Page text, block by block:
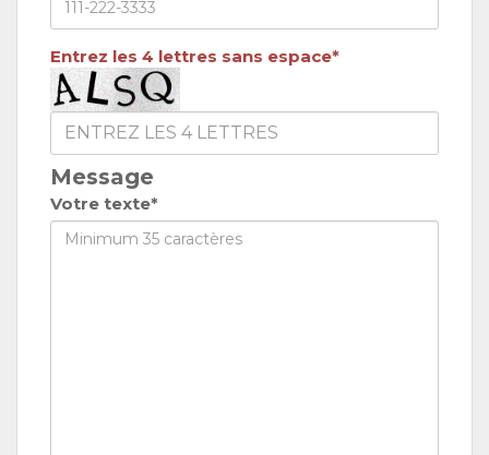
Entrez les 4 lettres sans espace*
Message
Votre texte*